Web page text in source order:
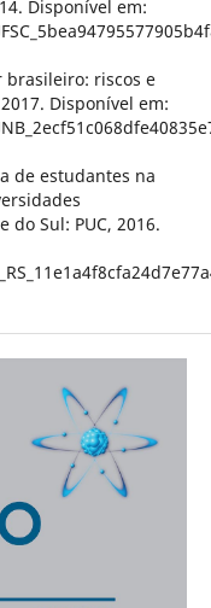
Disponível em:
brasileiro: riscos e
Disponível em:
de estudantes na
Sul: PUC, 2016.